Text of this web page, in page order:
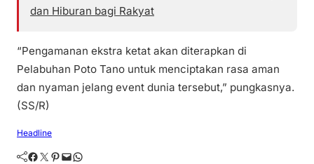
dan Hiburan bagi Rakyat
“Pengamanan ekstra ketat akan diterapkan di
Pelabuhan Poto Tano untuk menciptakan rasa aman
dan nyaman jelang event dunia tersebut,” pungkasnya.
(SS/R)
Headline
Facebook Twitter Pinterest Mail WhatsApp